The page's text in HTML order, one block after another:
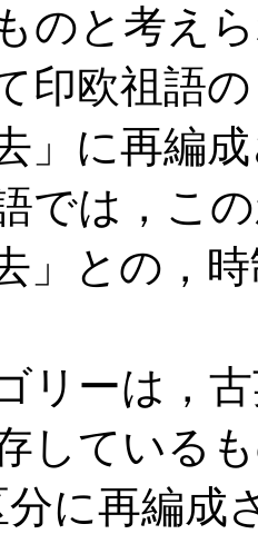
のと考え
印欧祖語
」に再編
では，こ
」との，
リーは，
している
分に再編成